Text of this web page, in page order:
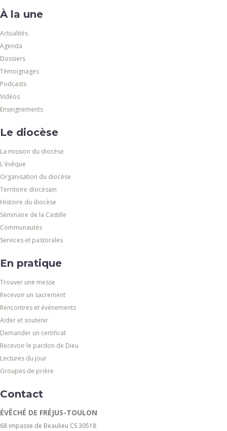
À la une
Actualités
Agenda
Dossiers
Témoignages
Podcasts
Vidéos
Enseignements
Le diocèse
La mission du diocèse
L'évêque
Organisation du diocèse
Territoire diocésain
Histoire du diocèse
Séminaire de la Castille
Communautés
Services et pastorales
En pratique
Trouver une messe
Recevoir un sacrement
Rencontres et événements
Aider et soutenir
Demander un certificat
Recevoir le pardon de Dieu
Lectures du jour
Groupes de prière
Contact
ÉVÊCHÉ DE FRÉJUS-TOULON
68 impasse de Beaulieu CS 30518